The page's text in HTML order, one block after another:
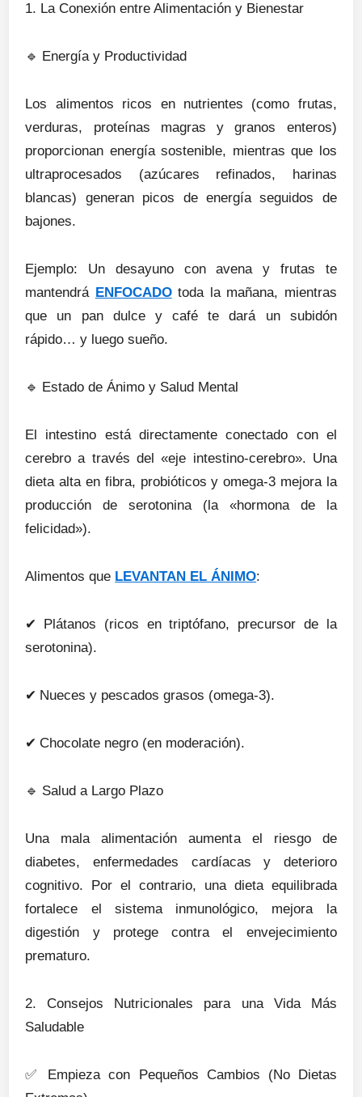
1. La Conexión entre Alimentación y Bienestar
🔹 Energía y Productividad
Los alimentos ricos en nutrientes (como frutas,
verduras, proteínas magras y granos enteros)
proporcionan energía sostenible, mientras que los
ultraprocesados (azúcares refinados, harinas
blancas) generan picos de energía seguidos de
bajones.
Ejemplo: Un desayuno con avena y frutas te
mantendrá ENFOCADOtoda la mañana, mientras
que un pan dulce y café te dará un subidón
rápido… y luego sueño.
🔹 Estado de Ánimo y Salud Mental
El intestino está directamente conectado con el
cerebro a través del «eje intestino-cerebro». Una
dieta alta en fibra, probióticos y omega-3 mejora la
producción de serotonina (la «hormona de la
felicidad»).
Alimentos que LEVANTAN EL ÁNIMO:
✔
Plátanos (ricos en triptófano, precursor de la
serotonina).
✔ Nueces y pescados grasos (omega-3).
✔Chocolate negro (en moderación).
🔹 Salud a Largo Plazo
Una mala alimentación aumenta el riesgo de
diabetes, enfermedades cardíacas y deterioro
cognitivo. Por el contrario, una dieta equilibrada
fortalece el sistema inmunológico, mejora la
digestión y protege contra el envejecimiento
prematuro.
2. Consejos Nutricionales para una Vida Más
Saludable
✅
Empieza con Pequeños Cambios (No Dietas